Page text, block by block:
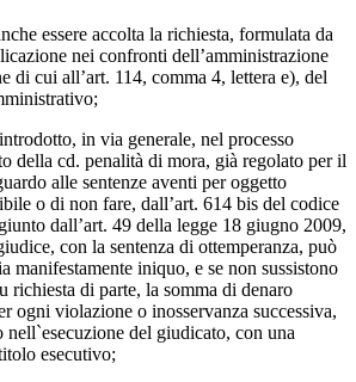
essere accolta la richiesta, formulata da
nei confronti dell’amministrazione
di cui all’art. 114, comma 4, lettera e), del
in via generale, nel processo
della cd. penalità di mora, già regolato per il
alle sentenze aventi per oggetto
o di non fare, dall’art. 614 bis del codice
dall’art. 49 della legge 18 giugno 2009,
con la sentenza di ottemperanza, può
manifestamente iniquo, e se non sussistono
richiesta di parte, la somma di denaro
ogni violazione o inosservanza successiva,
del giudicato, con una
esecutivo;